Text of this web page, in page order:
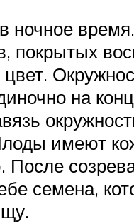
ночное
покрытых
на
имеют
семена,